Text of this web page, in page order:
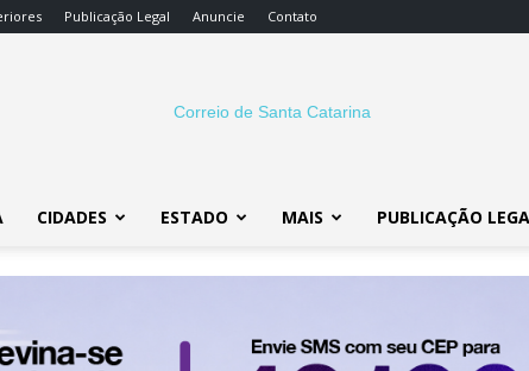
Publicação Legal Anuncie Contato
CIDADES ESTADO MAIS PUBLICAÇÃO